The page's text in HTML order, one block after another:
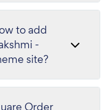
to add
-
site?
Order